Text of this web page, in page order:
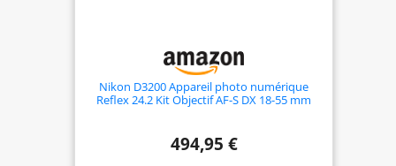
Nikon D3200 Appareil photo numérique
Reflex 24.2 Kit Objectif AF-S DX 18-55 mm
494,95 €